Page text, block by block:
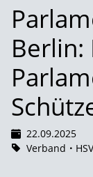
Berlin:
22.09.2025
Verband
HSV